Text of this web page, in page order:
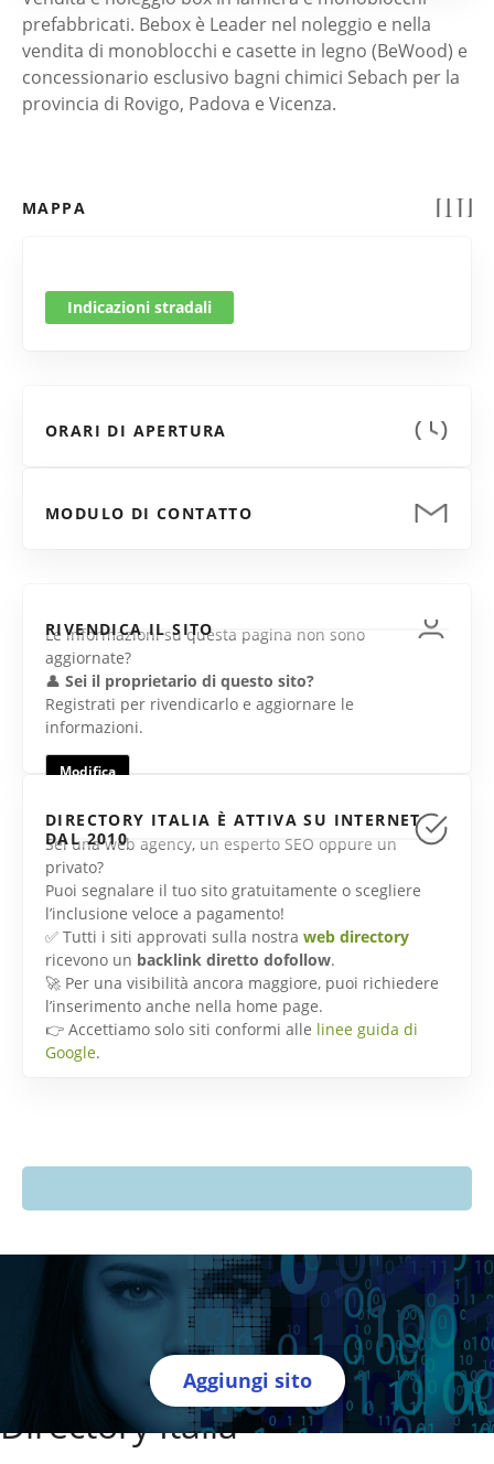
prefabbricati. Bebox è Leader nel noleggio e nella
vendita di monoblocchi e casette in legno (BeWood) e
concessionario esclusivo bagni chimici Sebach per la
provincia di Rovigo, Padova e Vicenza.
MAPPA
Indicazioni stradali
ORARI DI APERTURA
MODULO DI CONTATTO
RIVENDICA IL SITO
Le informazioni su questa pagina non sono
aggiornate?
👤 Sei il proprietario di questo sito?
Registrati per rivendicarlo e aggiornare le
informazioni.
Modifica
DIRECTORY ITALIA È ATTIVA SU INTERNET
DAL 2010
Sei una web agency, un esperto SEO oppure un
privato?
Puoi segnalare il tuo sito gratuitamente o scegliere
l’inclusione veloce a pagamento!
✅ Tutti i siti approvati sulla nostra web directory
ricevono un backlink diretto dofollow.
🚀 Per una visibilità ancora maggiore, puoi richiedere
l’inserimento anche nella home page.
👉 Accettiamo solo siti conformi alle linee guida di
Google.
Aggiungi sito
Directory Italia